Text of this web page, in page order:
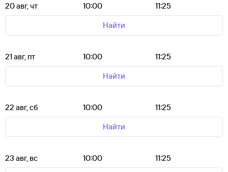
20 авг, чт 10:00
11:25
Найти
21 авг, пт 10:00
11:25
Найти
22 авг, сб 10:00
11:25
Найти
23 авг, вс 10:00
11:25